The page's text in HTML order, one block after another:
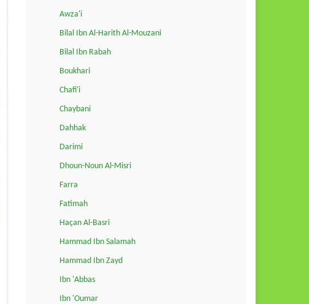
Awza'i
Bilal Ibn Al-Harith Al-Mouzani
Bilal Ibn Rabah
Boukhari
Chafi'i
Chaybani
Dahhak
Darimi
Dhoun-Noun Al-Misri
Farra
Fatimah
Haçan Al-Basri
Hammad Ibn Salamah
Hammad Ibn Zayd
Ibn 'Abbas
Ibn 'Oumar